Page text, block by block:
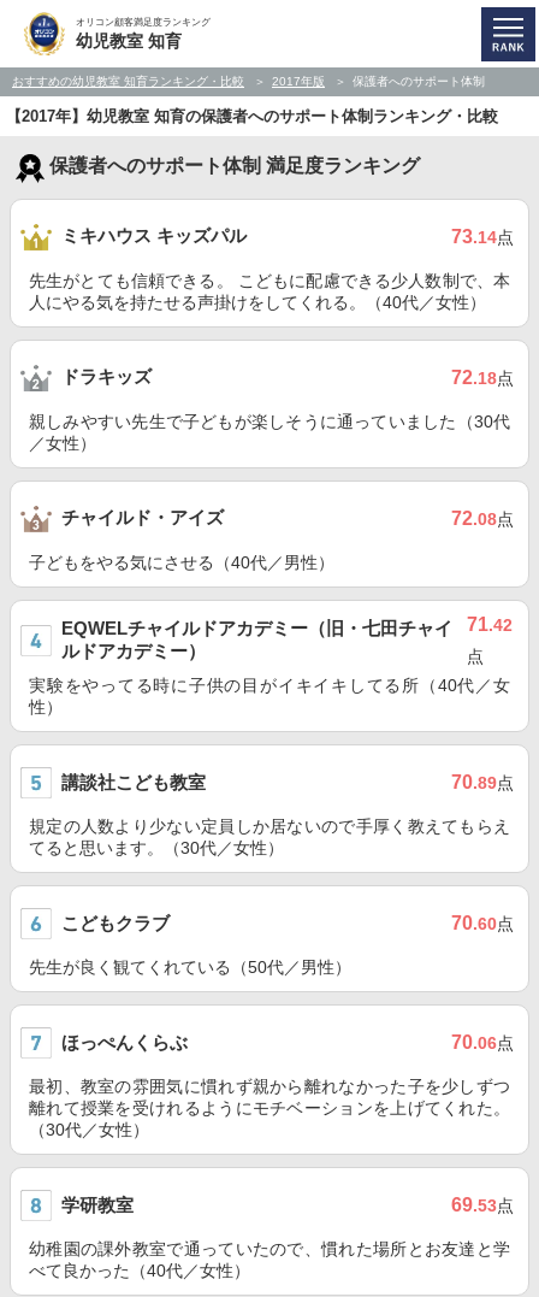
オリコン顧客満足度ランキング
幼児教室 知育
おすすめの幼児教室 知育ランキング・比較 2017年版 保護者へのサポート体制
【2017年】幼児教室 知育の保護者へのサポート体制ランキング・比較
保護者へのサポート体制 満足度ランキング
ミキハウス キッズパル 73.14点
先生がとても信頼できる。 こどもに配慮できる少人数制で、本
人にやる気を持たせる声掛けをしてくれる。（40代／女性）
ドラキッズ 72.18点
親しみやすい先生で子どもが楽しそうに通っていました（30代
／女性）
チャイルド・アイズ 72.08点
子どもをやる気にさせる（40代／男性）
EQWELチャイルドアカデミー（旧・七田チャイ
ルドアカデミー）
71.42
点
実験をやってる時に子供の目がイキイキしてる所（40代／女
性）
講談社こども教室 70.89点
規定の人数より少ない定員しか居ないので手厚く教えてもらえ
てると思います。（30代／女性）
こどもクラブ 70.60点
先生が良く観てくれている（50代／男性）
ほっぺんくらぶ 70.06点
最初、教室の雰囲気に慣れず親から離れなかった子を少しずつ
離れて授業を受けれるようにモチベーションを上げてくれた。
（30代／女性）
学研教室 69.53点
幼稚園の課外教室で通っていたので、慣れた場所とお友達と学
べて良かった（40代／女性）